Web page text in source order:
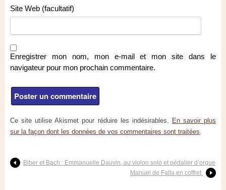
Site Web (facultatif)
Enregistrer mon nom, mon e-mail et mon site dans le
navigateur pour mon prochain commentaire.
Ce site utilise Akismet pour réduire les indésirables. En savoir plus
sur la façon dont les données de vos commentaires sont traitées
Biber et Bach : Emmanuelle Dauvin, au violon solo et pédalier d’orgue
Manuel de Falla en coffret